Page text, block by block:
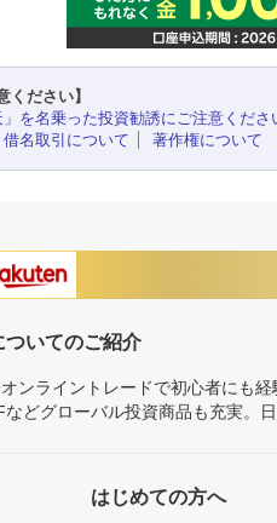
ください】
」を名乗った投資勧誘にご注意くださ
名取引について
著作権について
いてのご紹介
ンライントレードで初心者にも
どグローバル投資商品も充実。
はじめての方へ